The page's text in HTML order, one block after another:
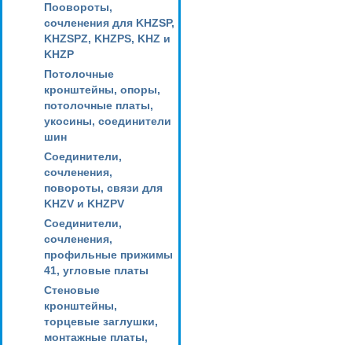
Поовороты,
сочленения для KHZSP,
KHZSPZ, KHZPS, KHZ и
KHZP
Потолочные
кронштейны, опоры,
потолочные платы,
укосины, соединители
шин
Соединители,
сочленения,
повороты, связи для
KHZV и KHZPV
Соединители,
сочленения,
профильные прижимы
41, угловые платы
Стеновые
кронштейны,
торцевые заглушки,
монтажные платы,